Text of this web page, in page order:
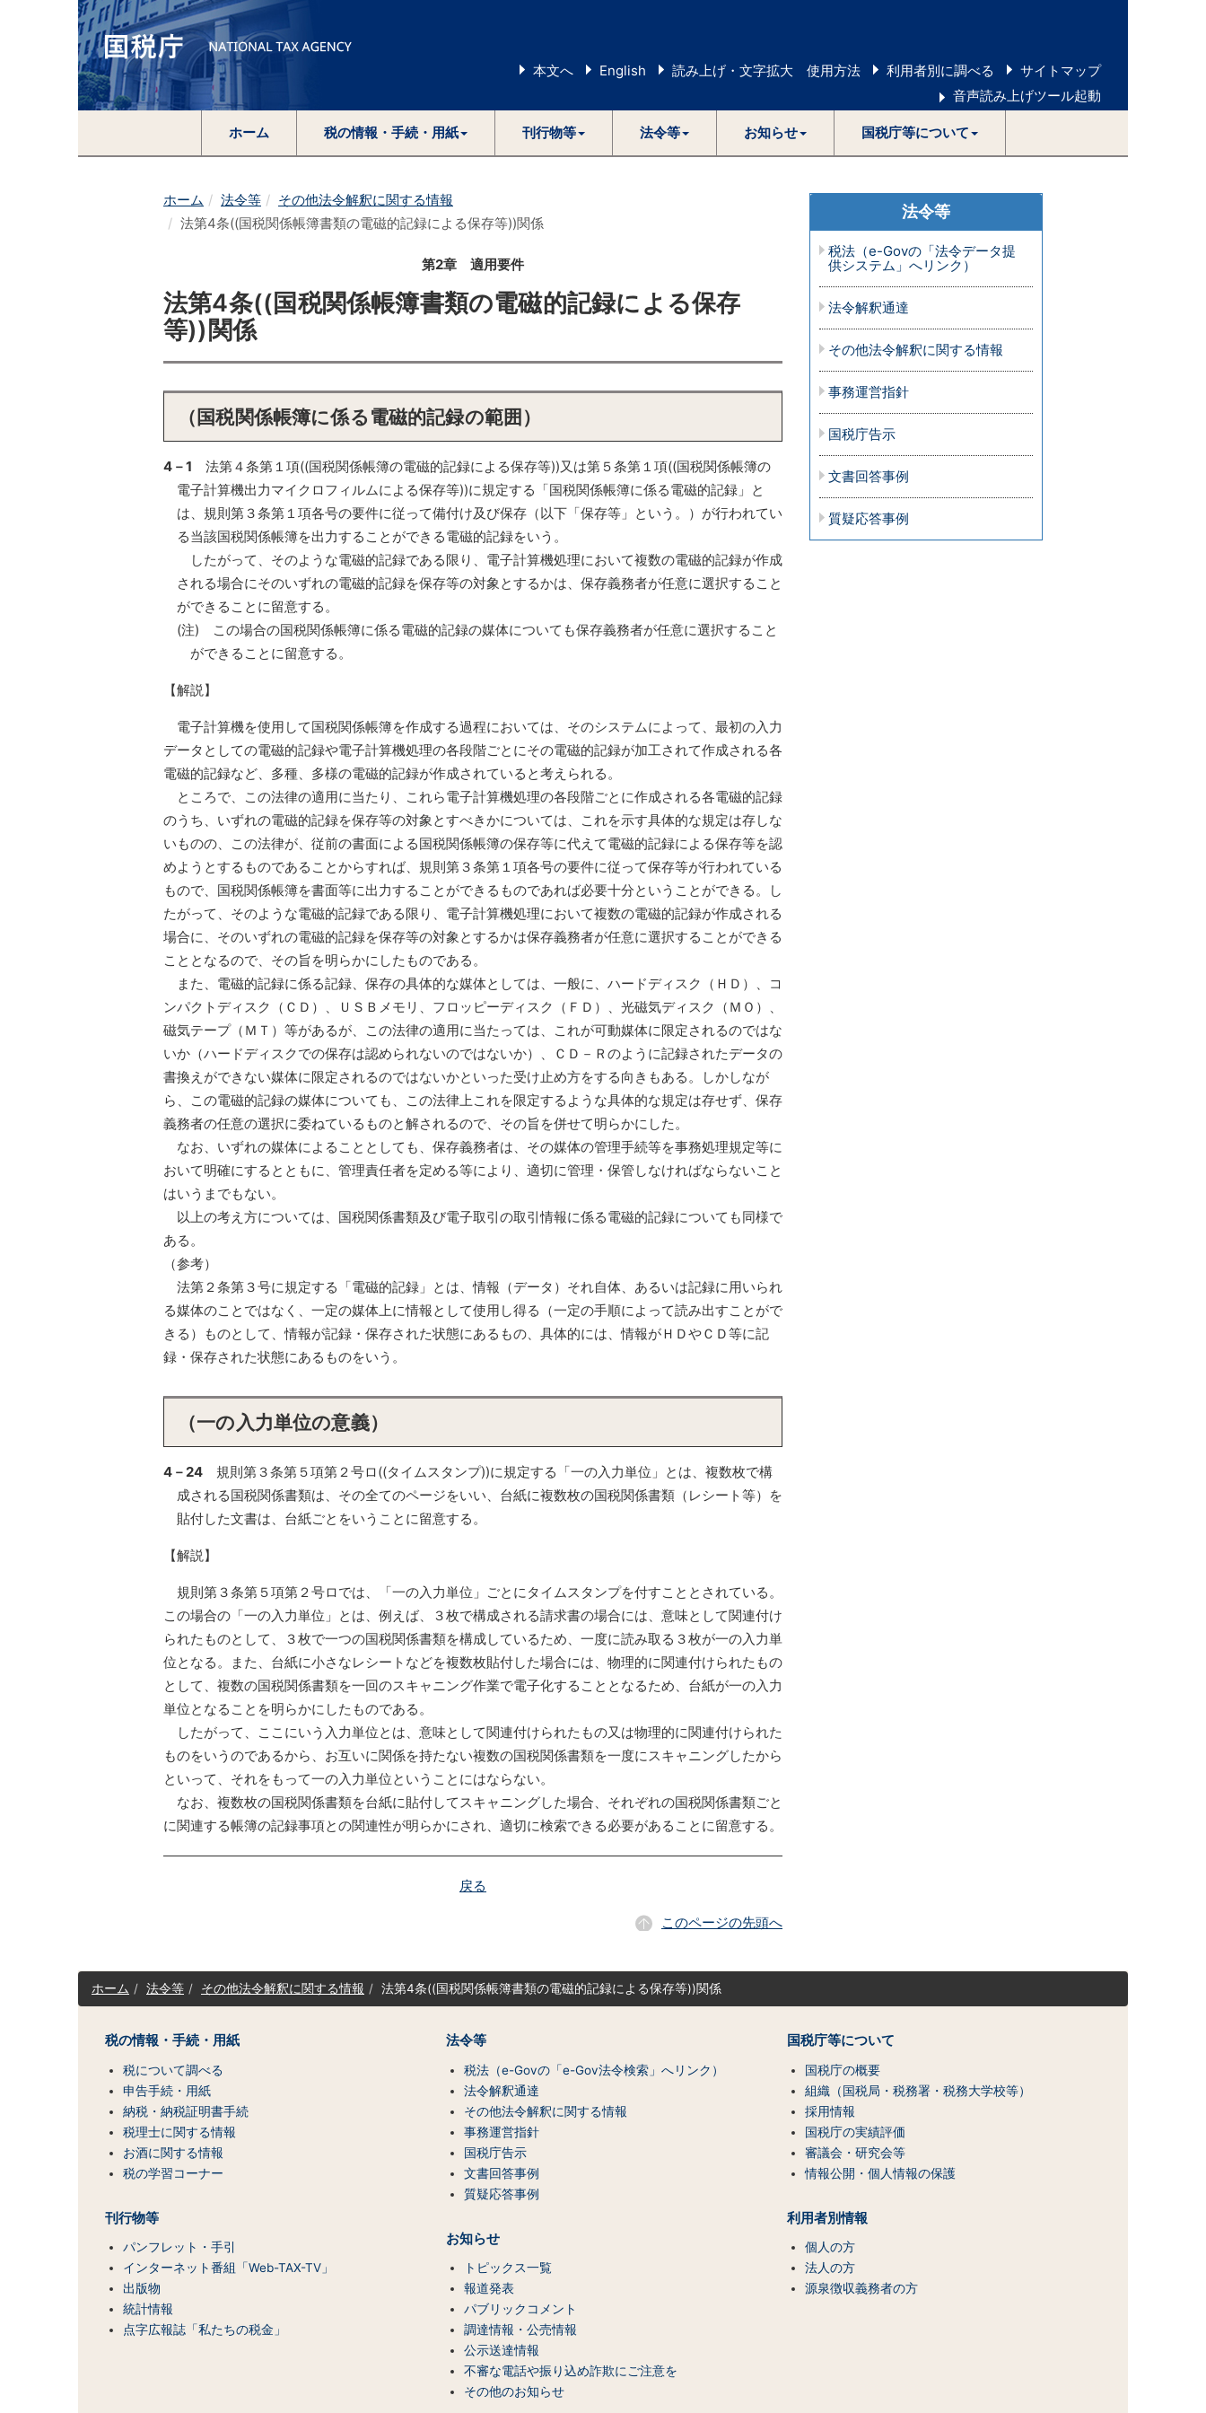
本文へ English 読み上げ・文字拡大 使用方法 利用者別に調べる
サイトマップ
音声読み上げツール起動
ホーム 税の情報・手続・用紙 刊行物等 法令等 お知らせ 国税庁等について
ホーム 法令等
その他法令解釈に関する情報
法第4条((国税関係帳簿書類の電磁的記録による保存等))関係
第2章 適用要件
法第4条((国税関係帳簿書類の電磁的記録による保存
等))関係
（国税関係帳簿に係る電磁的記録の範囲）
4－1 法第４条第１項((国税関係帳簿の電磁的記録による保存等))又は第５条第１項((国税関係帳簿の
電子計算機出力マイクロフィルムによる保存等))に規定する「国税関係帳簿に係る電磁的記録」と
は、規則第３条第１項各号の要件に従って備付け及び保存（以下「保存等」という。）が行われてい
る当該国税関係帳簿を出力することができる電磁的記録をいう。
したがって、そのような電磁的記録である限り、電子計算機処理において複数の電磁的記録が作成
される場合にそのいずれの電磁的記録を保存等の対象とするかは、保存義務者が任意に選択すること
ができることに留意する。
(注) この場合の国税関係帳簿に係る電磁的記録の媒体についても保存義務者が任意に選択すること
ができることに留意する。
【解説】
電子計算機を使用して国税関係帳簿を作成する過程においては、そのシステムによって、最初の入力
データとしての電磁的記録や電子計算機処理の各段階ごとにその電磁的記録が加工されて作成される各
電磁的記録など、多種、多様の電磁的記録が作成されていると考えられる。
ところで、この法律の適用に当たり、これら電子計算機処理の各段階ごとに作成される各電磁的記録
のうち、いずれの電磁的記録を保存等の対象とすべきかについては、これを示す具体的な規定は存しな
いものの、この法律が、従前の書面による国税関係帳簿の保存等に代えて電磁的記録による保存等を認
めようとするものであることからすれば、規則第３条第１項各号の要件に従って保存等が行われている
もので、国税関係帳簿を書面等に出力することができるものであれば必要十分ということができる。し
たがって、そのような電磁的記録である限り、電子計算機処理において複数の電磁的記録が作成される
場合に、そのいずれの電磁的記録を保存等の対象とするかは保存義務者が任意に選択することができる
こととなるので、その旨を明らかにしたものである。
また、電磁的記録に係る記録、保存の具体的な媒体としては、一般に、ハードディスク（ＨＤ）、コ
ンパクトディスク（ＣＤ）、ＵＳＢメモリ、フロッピーディスク（ＦＤ）、光磁気ディスク（ＭＯ）、
磁気テープ（ＭＴ）等があるが、この法律の適用に当たっては、これが可動媒体に限定されるのではな
いか（ハードディスクでの保存は認められないのではないか）、ＣＤ－Ｒのように記録されたデータの
書換えができない媒体に限定されるのではないかといった受け止め方をする向きもある。しかしなが
ら、この電磁的記録の媒体についても、この法律上これを限定するような具体的な規定は存せず、保存
義務者の任意の選択に委ねているものと解されるので、その旨を併せて明らかにした。
なお、いずれの媒体によることとしても、保存義務者は、その媒体の管理手続等を事務処理規定等に
おいて明確にするとともに、管理責任者を定める等により、適切に管理・保管しなければならないこと
はいうまでもない。
以上の考え方については、国税関係書類及び電子取引の取引情報に係る電磁的記録についても同様で
ある。
（参考）
法第２条第３号に規定する「電磁的記録」とは、情報（データ）それ自体、あるいは記録に用いられ
る媒体のことではなく、一定の媒体上に情報として使用し得る（一定の手順によって読み出すことがで
きる）ものとして、情報が記録・保存された状態にあるもの、具体的には、情報がＨＤやＣＤ等に記
録・保存された状態にあるものをいう。
（一の入力単位の意義）
4－24 規則第３条第５項第２号ロ((タイムスタンプ))に規定する「一の入力単位」とは、複数枚で構
成される国税関係書類は、その全てのページをいい、台紙に複数枚の国税関係書類（レシート等）を
貼付した文書は、台紙ごとをいうことに留意する。
【解説】
規則第３条第５項第２号ロでは、「一の入力単位」ごとにタイムスタンプを付すこととされている。
この場合の「一の入力単位」とは、例えば、３枚で構成される請求書の場合には、意味として関連付け
られたものとして、３枚で一つの国税関係書類を構成しているため、一度に読み取る３枚が一の入力単
位となる。また、台紙に小さなレシートなどを複数枚貼付した場合には、物理的に関連付けられたもの
として、複数の国税関係書類を一回のスキャニング作業で電子化することとなるため、台紙が一の入力
単位となることを明らかにしたものである。
したがって、ここにいう入力単位とは、意味として関連付けられたもの又は物理的に関連付けられた
ものをいうのであるから、お互いに関係を持たない複数の国税関係書類を一度にスキャニングしたから
といって、それをもって一の入力単位ということにはならない。
なお、複数枚の国税関係書類を台紙に貼付してスキャニングした場合、それぞれの国税関係書類ごと
に関連する帳簿の記録事項との関連性が明らかにされ、適切に検索できる必要があることに留意する。
戻る
このページの先頭へ
法令等
税法（e-Govの「法令データ提
供システム」へリンク）
法令解釈通達
その他法令解釈に関する情報
事務運営指針
国税庁告示
文書回答事例
質疑応答事例
サ
イ
（コ
ホーム 法令等 その他法令解釈に関する情報 法第4条((国税関係帳簿書類の電磁的記録による保存等))関係
税の情報・手続・用紙
税について調べる
申告手続・用紙
納税・納税証明書手続
税理士に関する情報
お酒に関する情報
税の学習コーナー
刊行物等
パンフレット・手引
インターネット番組「Web-TAX-TV」
出版物
統計情報
点字広報誌「私たちの税金」
法令等
税法（e-Govの「e-Gov法令検索」へリンク）
法令解釈通達
その他法令解釈に関する情報
事務運営指針
国税庁告示
文書回答事例
質疑応答事例
お知らせ
トピックス一覧
報道発表
パブリックコメント
調達情報・公売情報
公示送達情報
不審な電話や振り込め詐欺にご注意を
その他のお知らせ
国税庁等について
国税庁の概要
組織（国税局・税務署・税務大学校等）
採用情報
国税庁の実績評価
審議会・研究会等
情報公開・個人情報の保護
利用者別情報
個人の方
法人の方
源泉徴収義務者の方